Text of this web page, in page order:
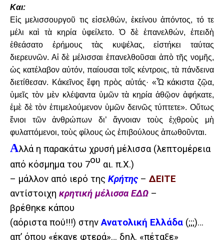
Και:
Εἰς μελισσουργοῦ τις εἰσελθών, ἐκείνου ἀπόντος, τό τε
μέλι καὶ τὰ κηρία ὑφείλετο. Ὁ δὲ ἐπανελθών, ἐπειδὴ
ἐθεάσατο ἐρήμους τὰς κυψέλας, εἱστήκει ταύτας
διερευνῶν. Αἱ δὲ μέλισσαι ἐπανελθοῦσαι ἀπὸ τῆς νομῆς,
ὡς κατέλαβον αὐτόν, παίουσαι τοῖς κέντροις, τὰ πάνδεινα
διετίθεσαν. Κἀκεῖνος ἔφη πρὸς αὐτάς· «Ὦ κάκιστα ζῷα,
ὑμεῖς τὸν μὲν κλέψαντα ὑμῶν τὰ κηρία ἀθῷον ἀφήκατε,
ἐμὲ δὲ τὸν ἐπιμελούμενον ὑμῶν δεινῶς τύπτετε». Οὕτως
ἔνιοι τῶν ἀνθρώπων δι’ ἄγνοιαν τοὺς ἐχθροὺς μὴ
φυλαττόμενοι, τοὺς φίλους ὡς ἐπιβούλους ἀπωθοῦνται.
Αλλά η παρακάτω χρυσή μέλισσα (λεπτομέρεια
από κόσμημα του 7ου αι. π.Χ.)
– μάλλον από ιερό της Κρήτης – ΔΕΙΤΕ
αντίστοιχη κρητική μέλισσα ΕΔΩ –
βρέθηκε κάπου
(αόριστα πού!!!) στηνΑνατολική Ελλάδα (;;;)…
απ’ όπου «έκανε φτερά»… δηλ. «πέταξε»